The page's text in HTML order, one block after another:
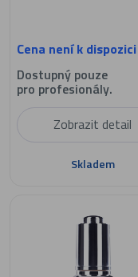
Cena není k dispozici
Dostupný pouze
pro profesionály.
Zobrazit detail
Skladem